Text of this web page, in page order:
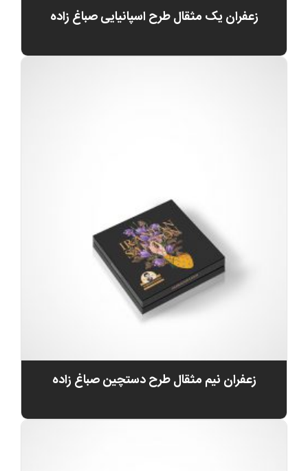
زعفران یک مثقال طرح اسپانیایی صباغ زاده
زعفران نیم مثقال طرح دستچین صباغ زاده
0 تومان